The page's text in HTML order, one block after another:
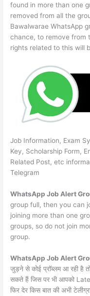
found in more than one
removed from all the
Bawalwarae WhatsApp
chance, to remove from
rights related to this will
Job Information, Exam
Key, Scholarship Form,
Related Post, etc
Telegram
WhatsApp Job Alert
group full, then you can
joining more than one
groups, so do not join
group.
WhatsApp Job Alert
जुड़ने से कोई प्रॉब्लम आ रही है
सकते हैं जिस पर भी आपको
फिर देर किस बात की अभी